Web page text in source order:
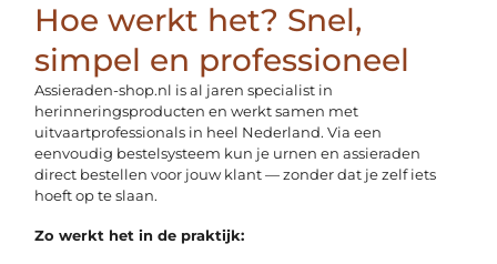
Hoe werkt het? Snel,
simpel en professioneel
Assieraden-shop.nl is al jaren specialist in
herinneringsproducten en werkt samen met
uitvaartprofessionals in heel Nederland. Via een
eenvoudig bestelsysteem kun je urnen en assieraden
direct bestellen voor jouw klant — zonder dat je zelf iets
hoeft op te slaan.
Zo werkt het in de praktijk: